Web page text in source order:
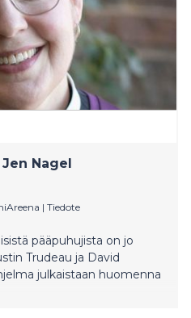
Nagel
| Tiedote
pääpuhujista on jo
Trudeau ja David
julkaistaan huomenna